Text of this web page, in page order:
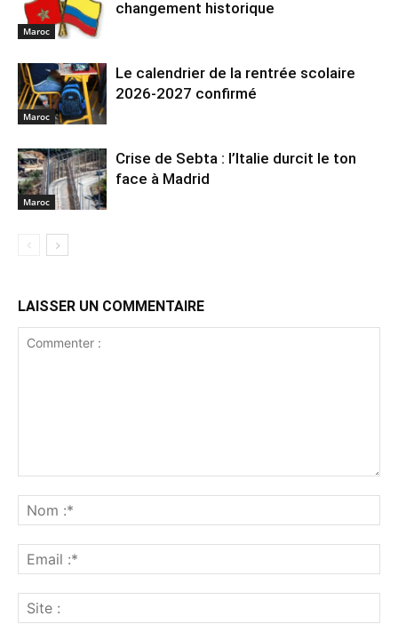
Maroc
changement historique
Maroc
Le calendrier de la rentrée scolaire
2026-2027 confirmé
Maroc
Crise de Sebta : l’Italie durcit le ton
face à Madrid
LAISSER UN COMMENTAIRE